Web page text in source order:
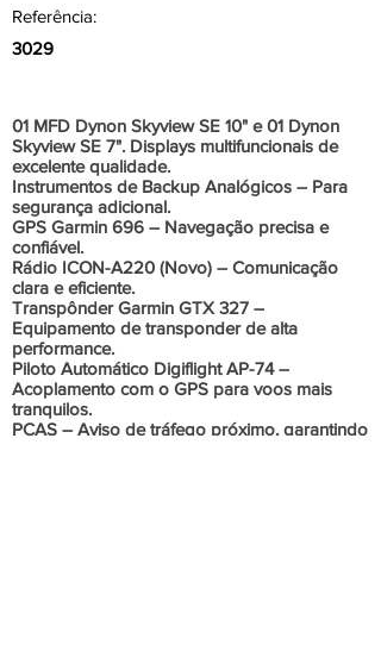
Referência:
3029
01 MFD Dynon Skyview SE 10" e 01 Dynon
Skyview SE 7". Displays multifuncionais de
excelente qualidade.
Instrumentos de Backup Analógicos – Para
segurança adicional.
GPS Garmin 696 – Navegação precisa e
confiável.
Rádio ICON-A220 (Novo) – Comunicação
clara e eficiente.
Transpônder Garmin GTX 327 –
Equipamento de transponder de alta
performance.
Piloto Automático Digiflight AP-74 –
Acoplamento com o GPS para voos mais
tranquilos.
PCAS – Aviso de tráfego próximo, garantindo